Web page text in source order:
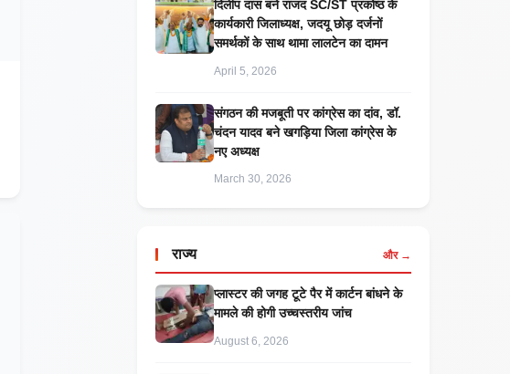
दिलीप दास बने राजद SC/ST प्रकोष्ठ के
कार्यकारी जिलाध्यक्ष, जदयू छोड़ दर्जनों
समर्थकों के साथ थामा लालटेन का दामन
April 5, 2026
संगठन की मजबूती पर कांग्रेस का दांव, डॉ.
चंदन यादव बने खगड़िया जिला कांग्रेस के
नए अध्यक्ष
March 30, 2026
राज्य और →
प्लास्टर की जगह टूटे पैर में कार्टन बांधने के
मामले की होगी उच्चस्तरीय जांच
August 6, 2026